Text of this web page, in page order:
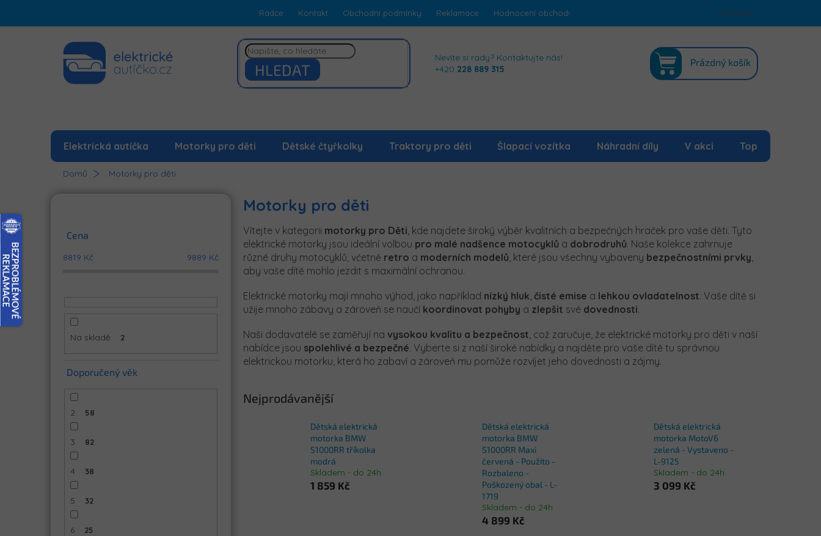
obsah
Rádce Kontakt Obchodní podmínky Reklamace Hodnocení obchodu Podmínky ochrany osobních údajů Mapa serveru
Přihlášení
HLEDAT
Nevíte si rady? Kontaktujte nás!
+420 228 889 315
KOŠÍK
Prázdný košík
Elektrická autíčka Motorky pro děti Dětské čtyřkolky Traktory pro děti Šlapací vozítka Náhradní díly V akci Top
Domů Motorky pro děti
Cena
8819 Kč 9889 Kč
Na skladě 2
Doporučený věk
2 58
3 82
4 38
5 32
6 25
Motorky pro děti
Vítejte v kategorii motorky pro Děti , kde najdete široký výběr kvalitních a bezpečných hraček pro vaše děti. Tyto
elektrické motorky jsou ideální volbou pro malé nadšence motocyklů a dobrodruhů. Naše kolekce zahrnuje
různé druhy motocyklů, včetně retro a moderních modelů , které jsou všechny vybaveny bezpečnostními prvky
aby vaše dítě mohlo jezdit s maximální ochranou.
Elektrické motorky mají mnoho výhod, jako například nízký hluk čisté emise a lehkou ovladatelnost. Vaše dítě si
užije mnoho zábavy a zároveň se naučí koordinovat pohyby a zlepšit své dovednosti.
Naši dodavatelé se zaměřují na vysokou kvalitu a bezpečnost , což zaručuje, že elektrické motorky pro děti v naší
nabídce jsou spolehlivé a bezpečné. Vyberte si z naší široké nabídky a najděte pro vaše dítě tu správnou
elektrickou motorku, která ho zabaví a zároveň mu pomůže rozvíjet jeho dovednosti a zájmy.
Nejprodávanější
Dětská elektrická
motorka BMW
S1000RR tříkolka
modrá
Skladem - do 24h
1 859 Kč
Dětská elektrická
motorka BMW
S1000RR Maxi
červená - Použito -
Rozbaleno -
Poškozený obal - L-
1719
Skladem - do 24h
4 899 Kč
Dětská elektrická
motorka MotoV6
zelená - Vystaveno -
L-9125
Skladem - do 24h
3 099 Kč